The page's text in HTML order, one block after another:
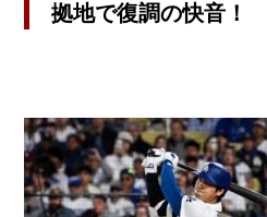
拠地で復調の快音！